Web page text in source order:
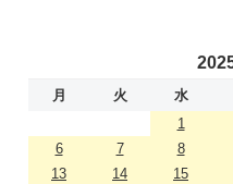
月 火 水
1
6
7 8
13
14 15